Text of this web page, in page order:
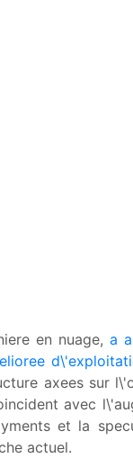
en nuage, a
axees sur
avec
et la
actuel.